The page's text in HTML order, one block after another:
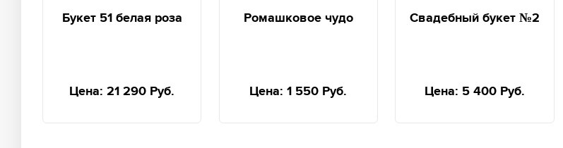
Букет 51 белая роза
Цена: 21 290 Руб.
Ромашковое чудо
Цена: 1 550 Руб.
Свадебный букет №2
Цена: 5 400 Руб.